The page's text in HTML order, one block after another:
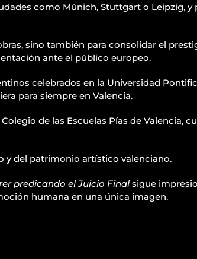
como Múnich, Stuttgart o Leipzig,
sino también para consolidar el
ante el público europeo.
celebrados en la Universidad
para siempre en Valencia.
de las Escuelas Pías de Valencia,
y del patrimonio artístico valenciano.
predicando el Juicio Finalsigue
humana en una única imagen.